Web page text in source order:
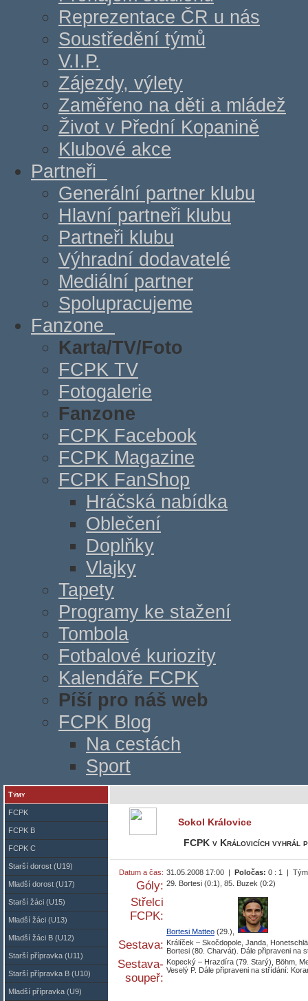
Reprezentace ČR u nás
Soustředění týmů
V.I.P.
Zájezdy, výlety
Zaměřeno na děti a mládež
Život v Přední Kopanině
Klubové akce
Partneři
Generální partner klubu
Hlavní partneři klubu
Partneři klubu
Výhradní dodavatelé
Mediální partner
Spolupracujeme
Fanzone
Karta/TV/Foto
FCPK TV
Fotogalerie
Fanzone
FCPK Facebook
FCPK Magazine
FCPK FanShop
Hráčská nabídka
Oblečení
Doplňky
Vlajky
Tapety
Programy ke stažení
Tombola
Fotbalové kuriozity
Kalendáře FCPK
Píší pro náš web
FCPK Blog
Na cestách
Sport
Týmy
FCPK
FCPK B
FCPK C
Starší dorost (U19)
Mladší dorost (U17)
Starší žáci (U15)
Mladší žáci (U13)
Mladší žáci B (U12)
Starší přípravka (U11)
Starší přípravka B (U10)
Mladší přípravka (U9)
Sokol Královice
FCPK v Královicích vyhrál
Datum a čas: 31.05.2008 17:00 | Poločas: 0 : 1 |
Góly: 29. Bortesi (0:1), 85. Buzek (0:2)
Střelci
FCPK:
Bortesi Matteo (29.),
Sestava: Králíček – Skočdopole, Janda,
Bortesi (80. Charvát). Dále připraveni na
Sestava-
soupeř:
Kopecký – Hrazdíra (79. Starý), Böhm,
Veselý P. Dále připraveni na střídání: